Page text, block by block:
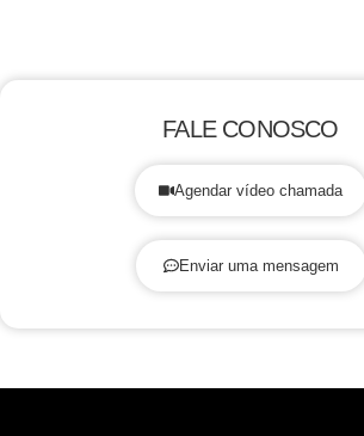
FALE CONOSCO
Agendar vídeo chamada
Enviar uma mensagem